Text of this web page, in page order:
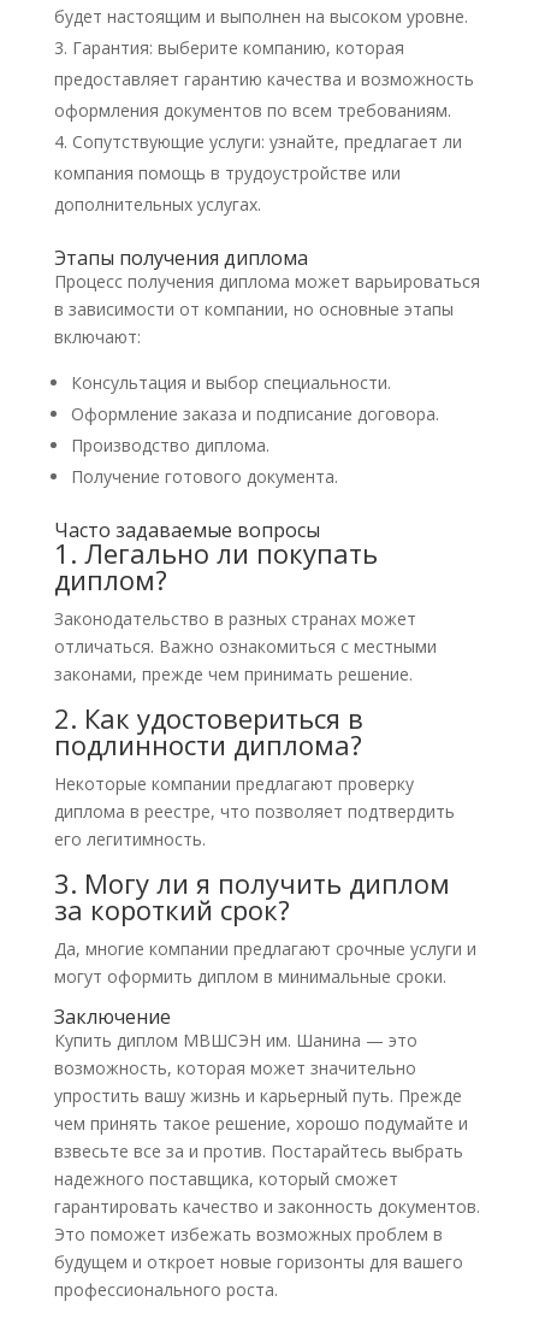
будет настоящим и выполнен на высоком уровне.
Гарантия: выберите компанию, которая
предоставляет гарантию качества и возможность
оформления документов по всем требованиям.
Сопутствующие услуги: узнайте, предлагает ли
компания помощь в трудоустройстве или
дополнительных услугах.
Этапы получения диплома
Процесс получения диплома может варьироваться
в зависимости от компании, но основные этапы
включают:
Консультация и выбор специальности.
Оформление заказа и подписание договора.
Производство диплома.
Получение готового документа.
Часто задаваемые вопросы
1. Легально ли покупать
диплом?
Законодательство в разных странах может
отличаться. Важно ознакомиться с местными
законами, прежде чем принимать решение.
2. Как удостовериться в
подлинности диплома?
Некоторые компании предлагают проверку
диплома в реестре, что позволяет подтвердить
его легитимность.
3. Могу ли я получить диплом
за короткий срок?
Да, многие компании предлагают срочные услуги и
могут оформить диплом в минимальные сроки.
Заключение
Купить диплом МВШСЭН им. Шанина — это
возможность, которая может значительно
упростить вашу жизнь и карьерный путь. Прежде
чем принять такое решение, хорошо подумайте и
взвесьте все за и против. Постарайтесь выбрать
надежного поставщика, который сможет
гарантировать качество и законность документов.
Это поможет избежать возможных проблем в
будущем и откроет новые горизонты для вашего
профессионального роста.